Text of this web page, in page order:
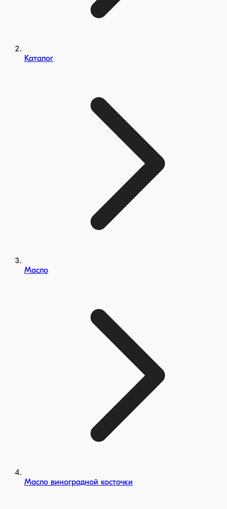
Каталог
Масло
Масло виноградной косточки